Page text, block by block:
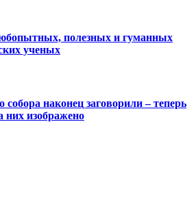
полезных и гуманных
ученых
наконец заговорили – теперь
них изображено